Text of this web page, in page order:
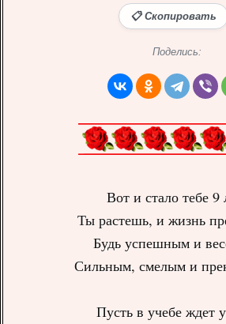
📋 Скопировать
Поделись:
Вот и стало тебе 9
Ты растешь, и жизнь
Будь успешным и
Сильным, смелым и
Пусть в учебе ждет